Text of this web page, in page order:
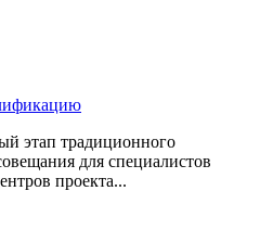
этап традиционного
для специалистов
проекта...